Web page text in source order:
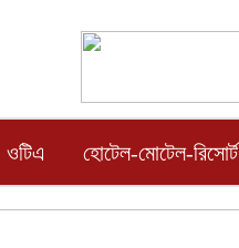
ওটিএ হোটেল-মোটেল-রিসোর্ট